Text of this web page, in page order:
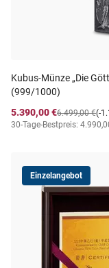
Kubus-Münze „Die
(999/1000)
5.390,00 €
(-
6.499,00 €
30-Tage-Bestpreis:
Einzelangebot